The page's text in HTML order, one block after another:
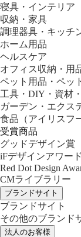
寝具・インテリア
収納・家具
調理器具・キッチ
ホーム用品
ヘルスケア
オフィス収納・用
ペット用品・ペッ
工具・DIY・資材
ガーデン・エクス
食品 （アイリスフ
受賞商品
グッドデザイン賞
iFデザインアワード
Red Dot Design
CMライブラリー
ブランドサイト
ブランドサイト
その他のブランド
法人のお客様